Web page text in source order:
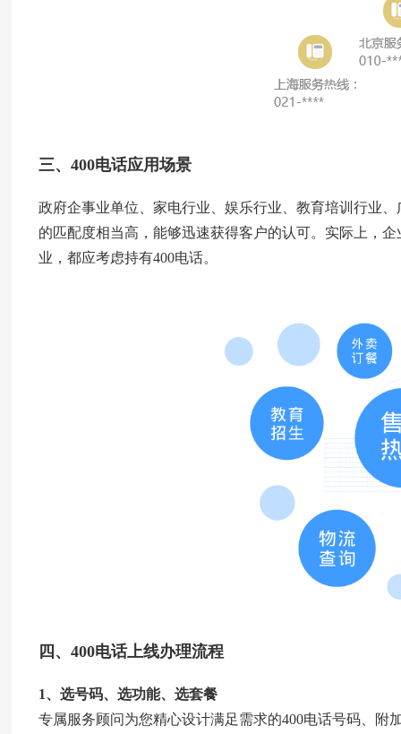
三、400电话应用场景
政府企事业单位、家电行业、娱乐行业、教育培训行业
的匹配度相当高，能够迅速获得客户的认可。实际上，
业，都应考虑持有400电话。
四、400电话上线办理流程
1、选号码、选功能、选套餐
专属服务顾问为您精心设计满足需求的400电话号码、附